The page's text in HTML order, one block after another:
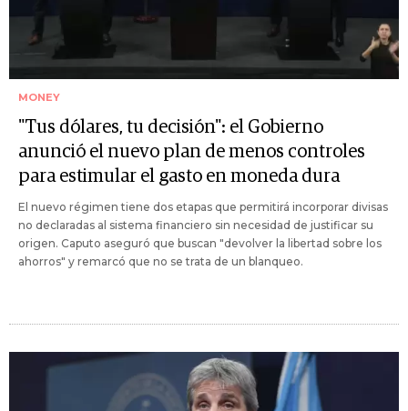
MONEY
"Tus dólares, tu decisión": el Gobierno
anunció el nuevo plan de menos controles
para estimular el gasto en moneda dura
El nuevo régimen tiene dos etapas que permitirá incorporar divisas
no declaradas al sistema financiero sin necesidad de justificar su
origen. Caputo aseguró que buscan "devolver la libertad sobre los
ahorros" y remarcó que no se trata de un blanqueo.